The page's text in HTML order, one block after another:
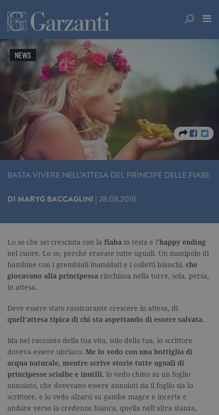
NEWS
BASTA VIVERE NELL’ATTESA DEL PRINCIPE DELLE FIABE
DI MARYG BACCAGLINI | 28.08.2018
Lo so che sei cresciuta con la fiaba in testa e l’happy ending
nel cuore. Lo so, perché eravate tutte uguali. Un manipolo di
bambine con i grembiuli inamidati e i colletti bianchi, che
giocavano alla principessa rinchiusa nella torre, sola, persa,
in attesa.
Deve essere stato rassicurante crescere in attesa, di
quell’attesa tipica di chi sta aspettando di essere salvata.
Ma nel racconto della tua vita, solo della tua, lo scrittore
doveva essere ubriaco. Me lo vedo con una bottiglia di
acqua naturale, mentre scrive storie tutte uguali di
principesse scialbe e inutili, lo vedo chino su un foglio
annoiato, che dovevano essere annoiati sia il foglio sia lo
scrittore, e lo vedo alzarsi su gambe magre e incerte e
andare verso la credenza bianca, quella nell’altra stanza,